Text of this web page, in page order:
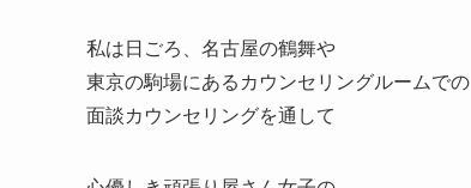
私は日ごろ、名古屋の鶴舞や
東京の駒場にあるカウンセリングルームでの
面談カウンセリングを通して